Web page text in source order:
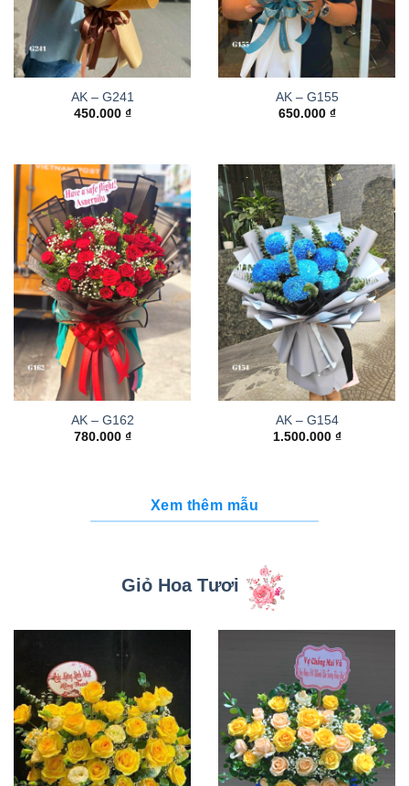
AK – G241
450.000 ₫
AK – G155
650.000 ₫
AK – G162
780.000 ₫
AK – G154
1.500.000 ₫
Xem thêm mẫu
Giỏ Hoa Tươi